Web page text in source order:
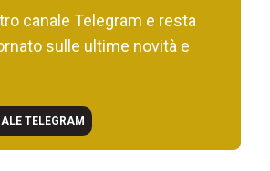
canale Telegram e resta
sulle ultime novità e
TELEGRAM